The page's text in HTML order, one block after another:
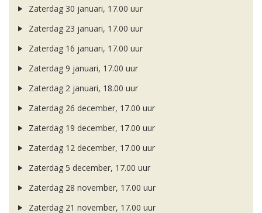
Zaterdag 30 januari, 17.00 uur
Zaterdag 23 januari, 17.00 uur
Zaterdag 16 januari, 17.00 uur
Zaterdag 9 januari, 17.00 uur
Zaterdag 2 januari, 18.00 uur
Zaterdag 26 december, 17.00 uur
Zaterdag 19 december, 17.00 uur
Zaterdag 12 december, 17.00 uur
Zaterdag 5 december, 17.00 uur
Zaterdag 28 november, 17.00 uur
Zaterdag 21 november, 17.00 uur